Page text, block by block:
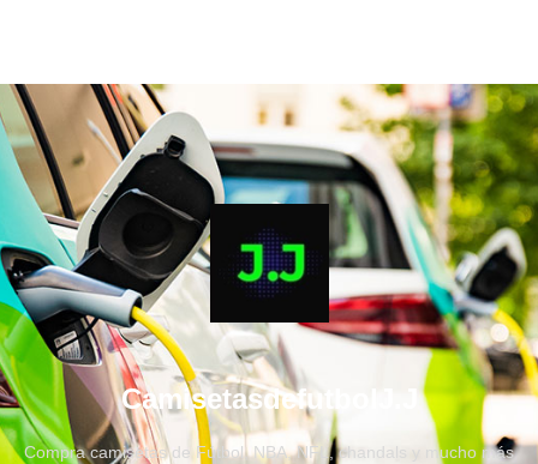
CamisetasdefutbolJ.J
Compra camisetas de Fútbol, NBA, NFL, chandals y mucho más